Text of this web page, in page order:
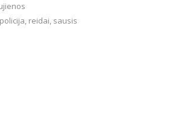
policija, reidai, sausis